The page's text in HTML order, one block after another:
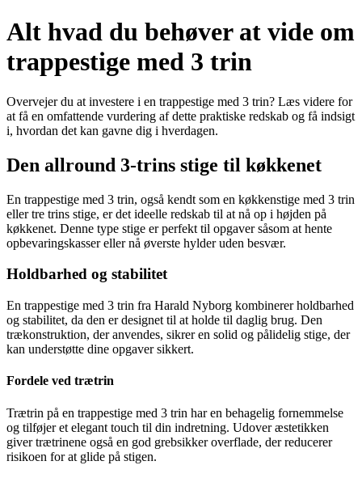
Alt hvad du behøver at vide om
trappestige med 3 trin
Overvejer du at investere i en trappestige med 3 trin? Læs videre for
at få en omfattende vurdering af dette praktiske redskab og få indsigt
i, hvordan det kan gavne dig i hverdagen.
Den allround 3-trins stige til køkkenet
En trappestige med 3 trin, også kendt som en køkkenstige med 3 trin
eller tre trins stige, er det ideelle redskab til at nå op i højden på
køkkenet. Denne type stige er perfekt til opgaver såsom at hente
opbevaringskasser eller nå øverste hylder uden besvær.
Holdbarhed og stabilitet
En trappestige med 3 trin fra Harald Nyborg kombinerer holdbarhed
og stabilitet, da den er designet til at holde til daglig brug. Den
trækonstruktion, der anvendes, sikrer en solid og pålidelig stige, der
kan understøtte dine opgaver sikkert.
Fordele ved trætrin
Trætrin på en trappestige med 3 trin har en behagelig fornemmelse
og tilføjer et elegant touch til din indretning. Udover æstetikken
giver trætrinene også en god grebsikker overflade, der reducerer
risikoen for at glide på stigen.